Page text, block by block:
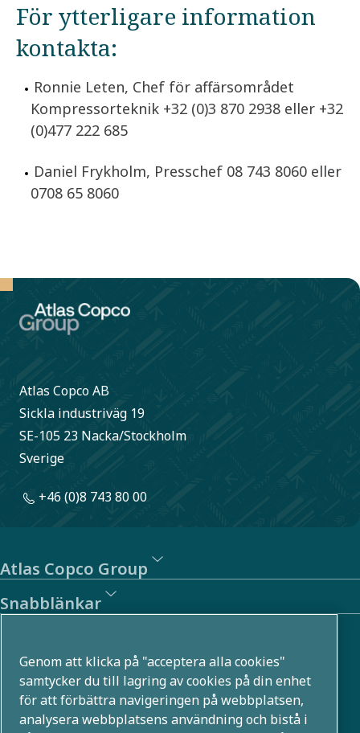
För ytterligare information
kontakta:
Ronnie Leten, Chef för affärsområdet
Kompressorteknik +32 (0)3 870 2938 eller +32
(0)477 222 685
Daniel Frykholm, Presschef 08 743 8060 eller
0708 65 8060
Atlas Copco AB
Sickla industriväg 19
SE-105 23 Nacka/Stockholm
Sverige
+46 (0)8 743 80 00
Atlas Copco Group
Snabblänkar
Atlas Copco Group utvecklar innovativa lösningar i flera
affärsområden, till exempel inom tryckluft, vakuum,
industri- och energiteknik. Med en global portfölj som
Genom att klicka på "acceptera alla cookies"
samtycker du till lagring av cookies på din enhet
för att förbättra navigeringen på webbplatsen,
analysera webbplatsens användning och bistå i